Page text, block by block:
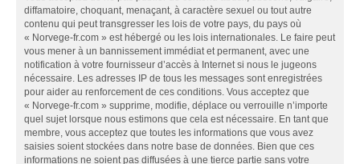
diffamatoire, choquant, menaçant, à caractère sexuel ou tout autre
contenu qui peut transgresser les lois de votre pays, du pays où
« Norvege-fr.com » est hébergé ou les lois internationales. Le faire peut
vous mener à un bannissement immédiat et permanent, avec une
notification à votre fournisseur d’accès à Internet si nous le jugeons
nécessaire. Les adresses IP de tous les messages sont enregistrées
pour aider au renforcement de ces conditions. Vous acceptez que
« Norvege-fr.com » supprime, modifie, déplace ou verrouille n’importe
quel sujet lorsque nous estimons que cela est nécessaire. En tant que
membre, vous acceptez que toutes les informations que vous avez
saisies soient stockées dans notre base de données. Bien que ces
informations ne soient pas diffusées à une tierce partie sans votre